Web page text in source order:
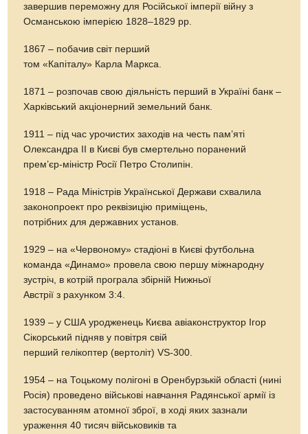
завершив переможну для Російської імперії війну з
Османською імперією 1828–1829 рр.
1867 – побачив світ перший
том «Капіталу» Карла Маркса.
1871 – розпочав свою діяльність перший в Україні банк –
Харківський акціонерний земельний банк.
1911 – під час урочистих заходів на честь пам’яті
Олександра ІІ в Києві був смертельно поранений
прем’єр-міністр Росії Петро Столипін.
1918 – Рада Міністрів Української Держави схвалила
законопроект про реквізицію приміщень,
потрібних для державних установ.
1929 – на «Червоному» стадіоні в Києві футбольна
команда «Динамо» провела свою першу міжнародну
зустріч, в котрій програла збірній Нижньої
Австрії з рахунком 3:4.
1939 – у США уродженець Києва авіаконструктор Ігор
Сікорський підняв у повітря свій
перший гелікоптер (вертоліт) VS-300.
1954 – на Тоцькому полігоні в Оренбурзькій області (нині
Росія) проведено військові навчання Радянської армії із
застосуванням атомної зброї, в ході яких зазнали
ураження 40 тисяч військовиків та